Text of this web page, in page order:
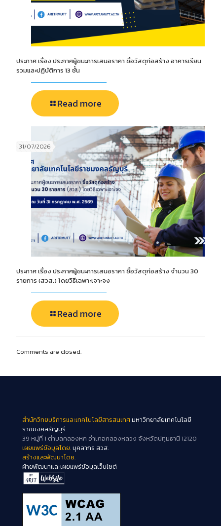
ประกาศ เรื่อง ประกาศผู้ชนะการเสนอราคา ซื้อวัสดุก่อสร้าง อาคารเรียน
รวมและปฏิบัติการ 13 ชั้น
Read more
31/07/2026
ประกาศ เรื่อง ประกาศผู้ชนะการเสนอราคา ซื้อวัสดุก่อสร้าง จำนวน 30
รายการ (สวส.) โดยวิธีเฉพาะเจาะจง
Read more
Comments are closed.
สำนักวิทยบริการและเทคโนโลยีสารสนเทศมหาวิทยาลัยเทคโนโลยี
ราชมงคลธัญบุรี
39 หมู่ที่ 1 ตำบลคลองหก อำเภอคลองหลวง จังหวัดปทุมธานี 12120
เผยแพร่ข้อมูลโดย.บุคลากร สวส.
สร้างและพัฒนาโดย.
ฝ่ายพัฒนาและเผยแพร่ข้อมูลเว็บไซต์